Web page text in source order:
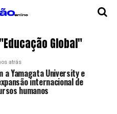
Global"
atrás
a Yamagata University e
internacional de
humanos